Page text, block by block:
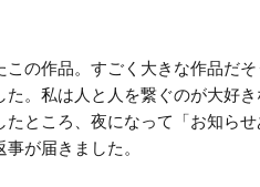
の作品。すごく大きな作品だ
。私は人と人を繋ぐのが大好
たところ、夜になって「お知ら
が届きました。